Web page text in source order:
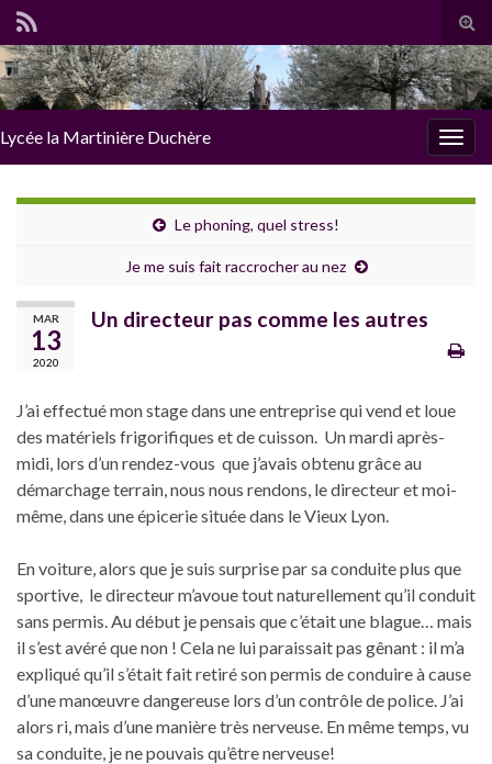
Lycée la Martinière Duchère
Le phoning, quel stress!
Je me suis fait raccrocher au nez
MAR
13
2020
Un directeur pas comme les autres
J’ai effectué mon stage dans une entreprise qui vend et loue
des matériels frigorifiques et de cuisson. Un mardi après-
midi, lors d’un rendez-vous que j’avais obtenu grâce au
démarchage terrain, nous nous rendons, le directeur et moi-
même, dans une épicerie située dans le Vieux Lyon.
En voiture, alors que je suis surprise par sa conduite plus que
sportive, le directeur m’avoue tout naturellement qu’il conduit
sans permis. Au début je pensais que c’était une blague… mais
il s’est avéré que non ! Cela ne lui paraissait pas gênant : il m’a
expliqué qu’il s’était fait retiré son permis de conduire à cause
d’une manœuvre dangereuse lors d’un contrôle de police. J’ai
alors ri, mais d’une manière très nerveuse. En même temps, vu
sa conduite, je ne pouvais qu’être nerveuse!